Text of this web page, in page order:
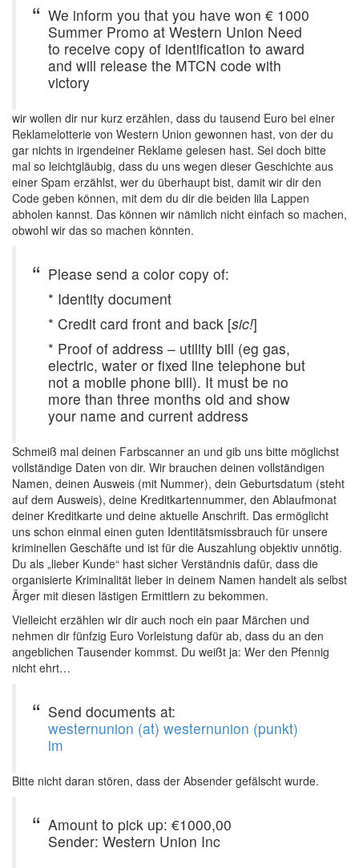
We inform you that you have won € 1000
Summer Promo at Western Union Need
to receive copy of identification to award
and will release the MTCN code with
victory
wir wollen dir nur kurz erzählen, dass du tausend Euro bei einer
Reklamelotterie von Western Union gewonnen hast, von der du
gar nichts in irgendeiner Reklame gelesen hast. Sei doch bitte
mal so leichtgläubig, dass du uns wegen dieser Geschichte aus
einer Spam erzählst, wer du überhaupt bist, damit wir dir den
Code geben können, mit dem du dir die beiden lila Lappen
abholen kannst. Das können wir nämlich nicht einfach so machen,
obwohl wir das so machen könnten.
Please send a color copy of:
* Identity document
* Credit card front and back [sic!]
* Proof of address – utility bill (eg gas,
electric, water or fixed line telephone but
not a mobile phone bill). It must be no
more than three months old and show
your name and current address
Schmeiß mal deinen Farbscanner an und gib uns bitte möglichst
vollständige Daten von dir. Wir brauchen deinen vollständigen
Namen, deinen Ausweis (mit Nummer), dein Geburtsdatum (steht
auf dem Ausweis), deine Kreditkartennummer, den Ablaufmonat
deiner Kreditkarte und deine aktuelle Anschrift. Das ermöglicht
uns schon einmal einen guten Identitätsmissbrauch für unsere
kriminellen Geschäfte und ist für die Auszahlung objektiv unnötig.
Du als „lieber Kunde“ hast sicher Verständnis dafür, dass die
organisierte Kriminalität lieber in deinem Namen handelt als selbst
Ärger mit diesen lästigen Ermittlern zu bekommen.
Vielleicht erzählen wir dir auch noch ein paar Märchen und
nehmen dir fünfzig Euro Vorleistung dafür ab, dass du an den
angeblichen Tausender kommst. Du weißt ja: Wer den Pfennig
nicht ehrt…
Send documents at:
westernunion (at) westernunion (punkt)
im
Bitte nicht daran stören, dass der Absender gefälscht wurde.
Amount to pick up: €1000,00
Sender: Western Union Inc